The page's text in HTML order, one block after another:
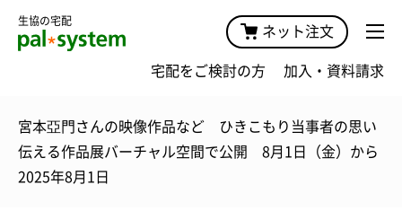
生協の宅配
ネット注文
宅配をご検討の方 加入・資料請求
宮本亞門さんの映像作品など ひきこもり当事者の思い
伝える作品展バーチャル空間で公開 8月1日（金）から
2025年8月1日